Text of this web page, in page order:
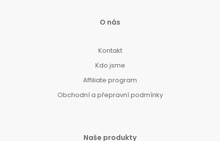
O nás
Kontakt
Kdo jsme
Affiliate program
Obchodní a přepravní podmínky
Naše produkty